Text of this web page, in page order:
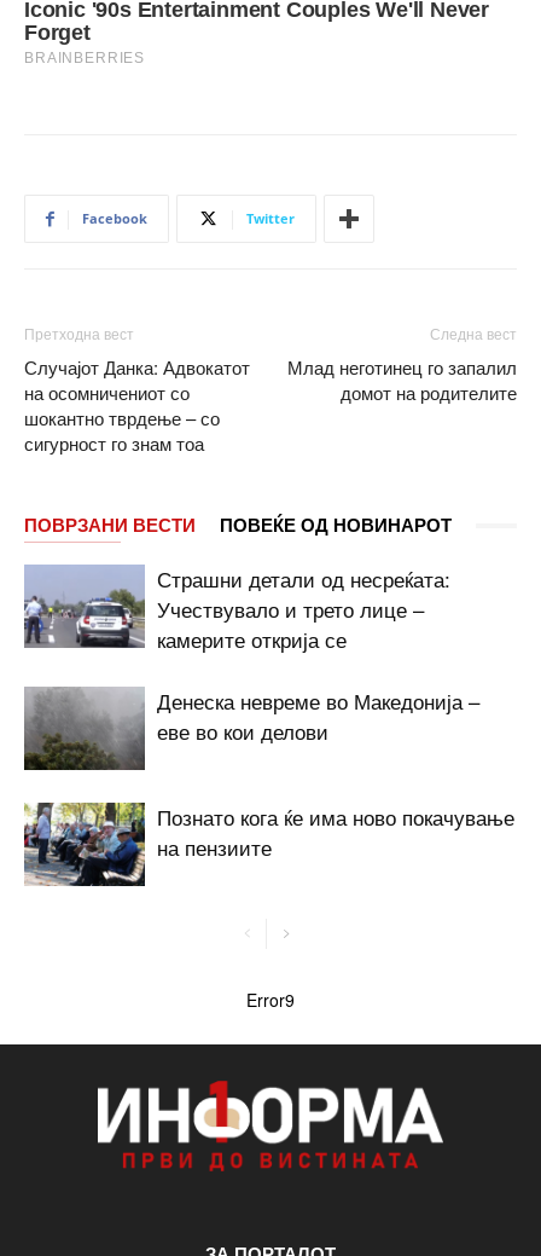
Facebook Twitter
Претходна вест
Случајот Данка: Адвокатот
на осомничениот со
шокантно тврдење – со
сигурност го знам тоа
Следна вест
Млад неготинец го запалил
домот на родителите
ПОВРЗАНИ ВЕСТИ ПОВЕЌЕ ОД НОВИНАРОТ
Страшни детали од несреќата:
Учествувало и трето лице –
камерите открија се
Денеска невреме во Македонија –
еве во кои делови
Познато кога ќе има ново покачување
на пензиите
Error9